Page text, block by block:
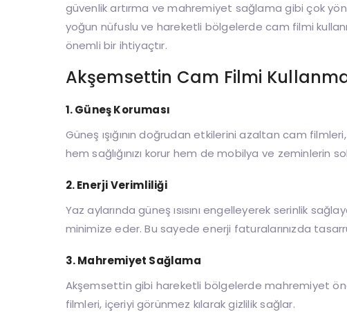
güvenlik artırma ve mahremiyet sağlama gibi çok
yoğun nüfuslu ve hareketli bölgelerde cam filmi
önemli bir ihtiyaçtır.
Akşemsettin Cam Filmi
1.Güneş Koruması
Güneş ışığının doğrudan etkilerini azaltan cam filmleri,
hem sağlığınızı korur hem de mobilya ve zeminlerin
2.Enerji Verimliliği
Yaz aylarında güneş ısısını engelleyerek serinlik
minimize eder. Bu sayede enerji faturalarınızda
3.Mahremiyet Sağlama
Akşemsettin gibi hareketli bölgelerde mahremiyet
filmleri, içeriyi görünmez kılarak gizlilik sağlar.